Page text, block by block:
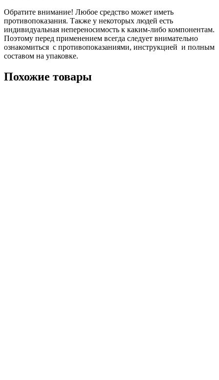
Обратите внимание! Любое средство может иметь
противопоказания. Также у некоторых людей есть
индивидуальная непереносимость к каким-либо компонентам.
Поэтому перед применением всегда следует внимательно
ознакомиться с противопоказаниями, инструкцией и полным
составом на упаковке.
Похожие товары